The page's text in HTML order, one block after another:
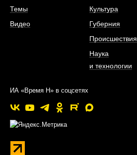
Темы
Видео
Культура
Губерния
Происшествия
Наука
и технологии
ИА «Время Н» в соцсетях